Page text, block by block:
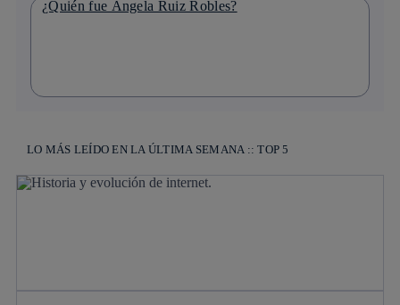
¿Quién fue Ángela Ruiz Robles?
LO MÁS LEÍDO EN LA ÚLTIMA SEMANA :: TOP 5